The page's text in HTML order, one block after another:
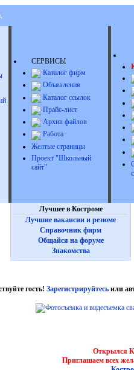
СЕРВИСЫ
Каталог фирм
Объявления
Каталог ссылок
Прайс-лист
Архив файлов
Работа
Желтые страницы
Проект "Школьный
сайт"
Лучшее в Костроме
Лучшие вакансии и резюме
Справочник фирм
Общайся на форуме
Знакомства
гость! Зарегистрируйтесьили
Открылся
Приглашаем всех